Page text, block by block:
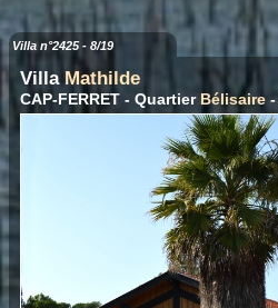
Villa n°2425 - 8/19
Villa Mathilde
CAP-FERRET - Quartier Bélisaire -